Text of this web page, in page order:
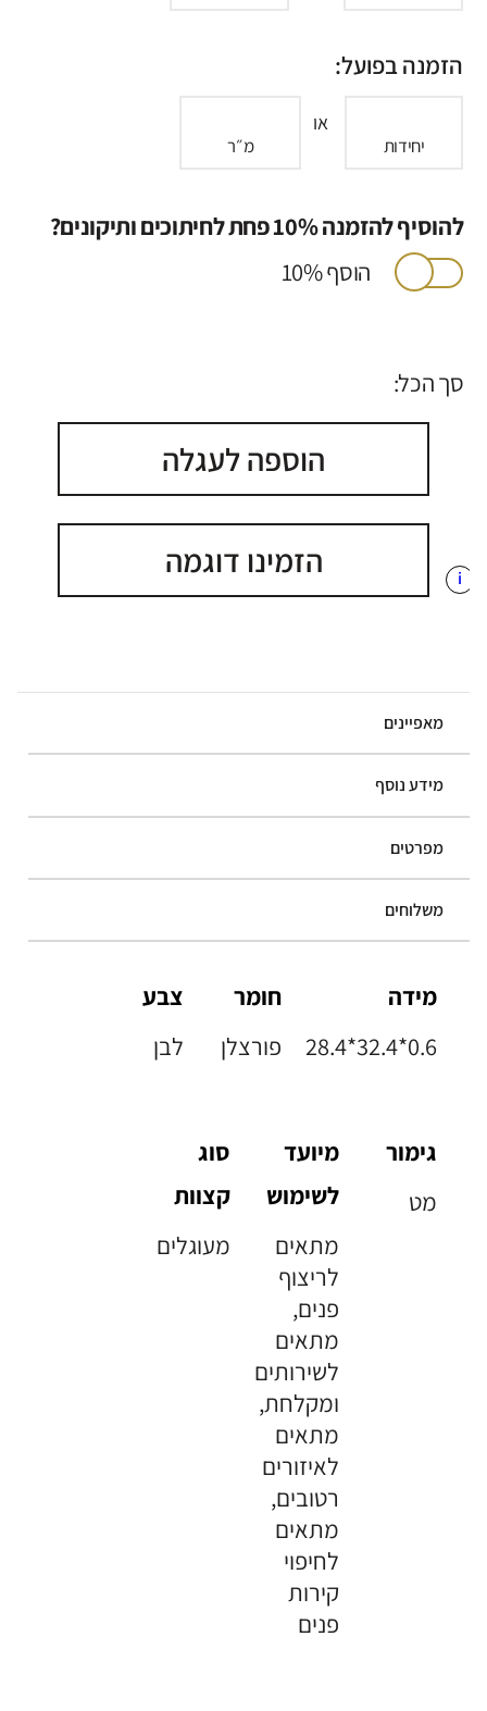
הזמנה בפועל:
יחידות
או
מ״ר
להוסיף להזמנה 10% פחת לחיתוכים ותיקונים?
הוסף 10%
סך הכל:
הוספה לעגלה
הזמינו דוגמה i
מאפיינים
מידע נוסף
מפרטים
משלוחים
מידה
28.4*32.4*0.6
חומר
פורצלן
צבע
לבן
גימור
מט
מיועד
לשימוש
מתאים
לריצוף
פנים,
מתאים
לשירותים
ומקלחת,
מתאים
לאיזורים
רטובים,
מתאים
לחיפוי
קירות
פנים
סוג
קצוות
מעוגלים